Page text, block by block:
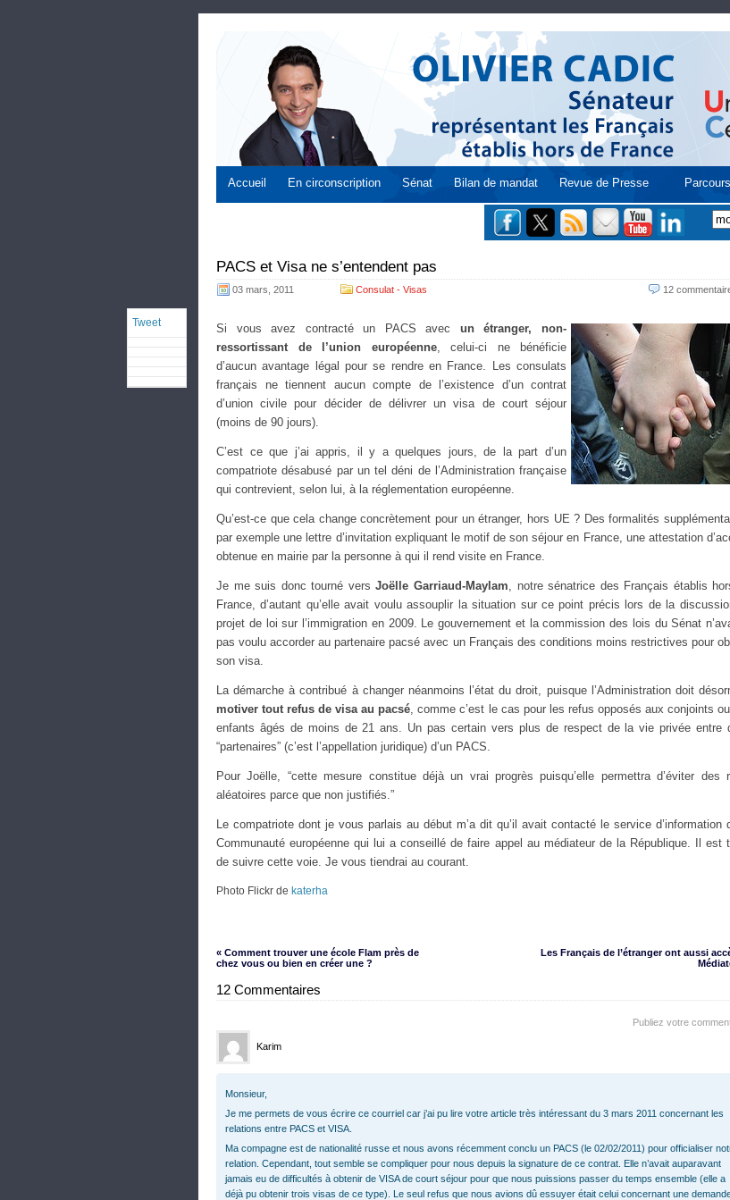
Accueil En circonscription Sénat Bilan de mandat Revue de Presse Parcours
PACS et Visa ne s’entendent pas
03 mars, 2011 Consulat - Visas 12
Tweet Si vous avez contracté un PACS avec un étranger, non-
ressortissant de l’union européenne, celui-ci ne bénéficie
d’aucun avantage légal pour se rendre en France. Les consulats
français ne tiennent aucun compte de l’existence d’un contrat
d’union civile pour décider de délivrer un visa de court séjour
(moins de 90 jours).
C’est ce que j’ai appris, il y a quelques jours, de la part d’un
compatriote désabusé par un tel déni de l’Administration française
qui contrevient, selon lui, à la réglementation européenne.
Qu’est-ce que cela change concrètement pour un étranger, hors UE ? Des formalités
par exemple une lettre d’invitation expliquant le motif de son séjour en France, une attestation
obtenue en mairie par la personne à qui il rend visite en France.
Je me suis donc tourné versJoëlle Garriaud-Maylam, notre sénatrice des Français établis
France, d’autant qu’elle avait voulu assouplir la situation sur ce point précis lors de la
projet de loi sur l’immigration en 2009. Le gouvernement et la commission des lois du Sénat
pas voulu accorder au partenaire pacsé avec un Français des conditions moins restrictives pour
son visa.
La démarche à contribué à changer néanmoins l’état du droit, puisque l’Administration doit
motiver tout refus de visa au pacsé, comme c’est le cas pour les refus opposés aux conjoints
enfants âgés de moins de 21 ans. Un pas certain vers plus de respect de la vie privée entre
“partenaires” (c’est l’appellation juridique) d’un PACS.
Pour Joëlle, “cette mesure constitue déjà un vrai progrès puisqu’elle permettra d’éviter des
aléatoires parce que non justifiés.”
Le compatriote dont je vous parlais au début m’a dit qu’il avait contacté le service d’information
Communauté européenne qui lui a conseillé de faire appel au médiateur de la République. Il est
de suivre cette voie. Je vous tiendrai au courant.
Photo Flickr de katerha
« Comment trouver une école Flam près de
chez vous ou bien en créer une ?
Les Français de l’étranger ont aussi
12 Commentaires
Publiez votre
Karim
Monsieur,
Je me permets de vous écrire ce courriel car j’ai pu lire votre article très intéressant du 3 mars 2011 concernant les
relations entre PACS et VISA.
Ma compagne est de nationalité russe et nous avons récemment conclu un PACS (le 02/02/2011) pour officialiser
relation. Cependant, tout semble se compliquer pour nous depuis la signature de ce contrat. Elle n’avait auparavant
jamais eu de difficultés à obtenir de VISA de court séjour pour que nous puissions passer du temps ensemble (elle a
déjà pu obtenir trois visas de ce type). Le seul refus que nous avions dû essuyer était celui concernant une